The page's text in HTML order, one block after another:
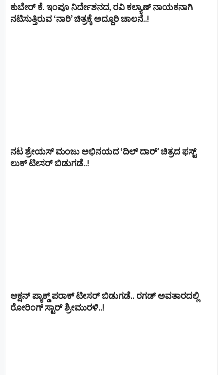
ಕುಬೇರ್ ಕೆ. ಇಂಪೂ ನಿರ್ದೇಶನದ, ರವಿ ಕಲ್ಯಾಣ್‍ ನಾಯಕನಾಗಿ
ನಟಿಸುತ್ತಿರುವ ‘ನಾರಿ’ ಚಿತ್ರಕ್ಕೆ ಅದ್ದೂರಿ ಚಾಲನೆ..!
ನಟ ಶ್ರೇಯಸ್ ಮಂಜು ಅಭಿನಯದ ‘ದಿಲ್ ದಾರ್’ ಚಿತ್ರದ ಫಸ್ಟ್
ಲುಕ್ ಟೀಸರ್ ಬಿಡುಗಡೆ..!
ಆಕ್ಷನ್ ಪ್ಯಾಕ್ಡ್ ಪರಾಕ್ ಟೀಸರ್ ಬಿಡುಗಡೆ.. ರಗಡ್ ಅವತಾರದಲ್ಲಿ
ರೋರಿಂಗ್ ಸ್ಟಾರ್ ಶ್ರೀಮುರಳಿ..!